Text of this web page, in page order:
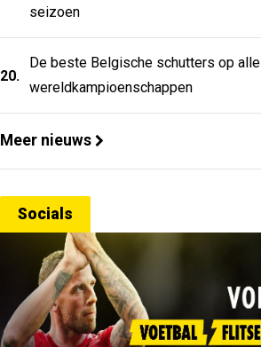
seizoen
20.
De beste Belgische schutters op alle
wereldkampioenschappen
Meer nieuws
Socials